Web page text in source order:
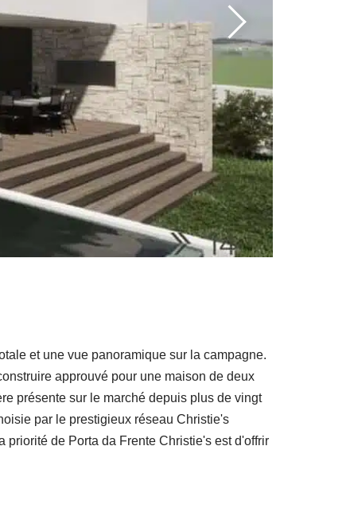
et une vue panoramique sur la campagne.
approuvé pour une maison de deux
présente sur le marché depuis plus de vingt
par le prestigieux réseau Christie's
priorité de Porta da Frente Christie's est d'offrir